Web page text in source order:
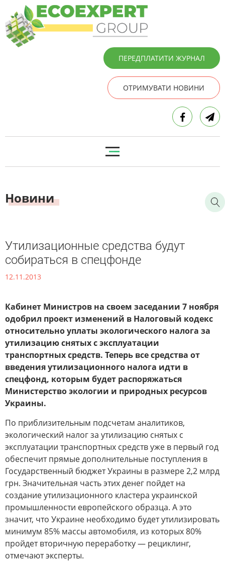
ПЕРЕДПЛАТИТИ ЖУРНАЛ
ОТРИМУВАТИ НОВИНИ
Новини
Утилизационные средства будут
собираться в спецфонде
12.11.2013
Кабинет Министров на своем заседании 7 ноября
одобрил проект изменений в Налоговый кодекс
относительно уплаты экологического налога за
утилизацию снятых с эксплуатации
транспортных средств. Теперь все средства от
введения утилизационного налога идти в
спецфонд, которым будет распоряжаться
Министерство экологии и природных ресурсов
Украины.
По приблизительным подсчетам аналитиков,
экологический налог за утилизацию снятых с
эксплуатации транспортных средств уже в первый год
обеспечит прямые дополнительные поступления в
Государственный бюджет Украины в размере 2,2 млрд
грн. Значительная часть этих денег пойдет на
создание утилизационного кластера украинской
промышленности европейского образца. А это
значит, что Украине необходимо будет утилизировать
минимум 85% массы автомобиля, из которых 80%
пройдет вторичную переработку — рециклинг,
отмечают эксперты.